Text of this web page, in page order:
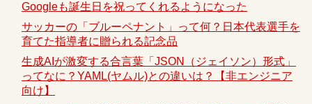
Googleも誕生日を祝ってくれるようになった
サッカーの「ブルーペナント」って何？日本代表選手を
育てた指導者に贈られる記念品
生成AIが激変する合言葉「JSON（ジェイソン）形式」
ってなに？YAML(ヤムル)との違いは？【非エンジニア
向け】